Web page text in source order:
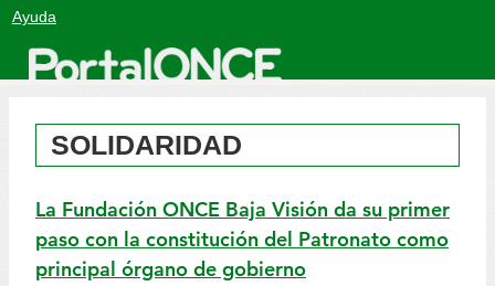
Ayuda
SOLIDARIDAD
La Fundación ONCE Baja Visión da su primer
paso con la constitución del Patronato como
principal órgano de gobierno